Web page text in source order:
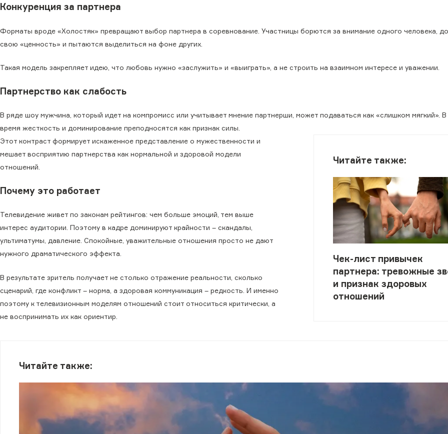
Конкуренция за партнера
Форматы вроде «Холостяк» превращают выбор партнера в соревнование. Участницы борются за внимание одного человека,
свою «ценность» и пытаются выделиться на фоне других.
Такая модель закрепляет идею, что любовь нужно «заслужить» и «выиграть», а не строить на взаимном интересе и уважении.
Партнерство как слабость
В ряде шоу мужчина, который идет на компромисс или учитывает мнение партнерши, может подаваться как «слишком мягкий».
время жесткость и доминирование преподносятся как признак силы.
Читайте также:
Чек-лист привычек
партнера: тревожные
и признак здоровых
отношений
Этот контраст формирует искаженное представление о мужественности и
мешает восприятию партнерства как нормальной и здоровой модели
отношений.
Почему это работает
Телевидение живет по законам рейтингов: чем больше эмоций, тем выше
интерес аудитории. Поэтому в кадре доминируют крайности – скандалы,
ультиматумы, давление. Спокойные, уважительные отношения просто не дают
нужного драматического эффекта.
В результате зритель получает не столько отражение реальности, сколько
сценарий, где конфликт – норма, а здоровая коммуникация – редкость. И именно
поэтому к телевизионным моделям отношений стоит относиться критически, а
не воспринимать их как ориентир.
Читайте также: